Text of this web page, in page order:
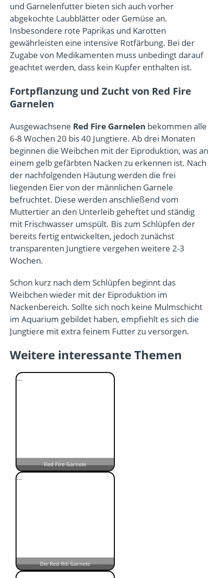
und Garnelenfutter bieten sich auch vorher
abgekochte Laubblätter oder Gemüse an.
Insbesondere rote Paprikas und Karotten
gewährleisten eine intensive Rotfärbung. Bei der
Zugabe von Medikamenten muss unbedingt darauf
geachtet werden, dass kein Kupfer enthalten ist.
Fortpflanzung und Zucht von Red Fire
Garnelen
Ausgewachsene Red Fire Garnelen bekommen alle
6-8 Wochen 20 bis 40 Jungtiere. Ab drei Monaten
beginnen die Weibchen mit der Eiproduktion, was an
einem gelb gefärbten Nacken zu erkennen ist. Nach
der nachfolgenden Häutung werden die frei
liegenden Eier von der männlichen Garnele
befruchtet. Diese werden anschließend vom
Muttertier an den Unterleib geheftet und ständig
mit Frischwasser umspült. Bis zum Schlüpfen der
bereits fertig entwickelten, jedoch zunächst
transparenten Jungtiere vergehen weitere 2-3
Wochen.
Schon kurz nach dem Schlüpfen beginnt das
Weibchen wieder mit der Eiproduktion im
Nackenbereich. Sollte sich noch keine Mulmschicht
im Aquarium gebildet haben, empfiehlt es sich die
Jungtiere mit extra feinem Futter zu versorgen.
Weitere interessante Themen
Red Fire Garnele
…
Die Red Rili Garnele
…